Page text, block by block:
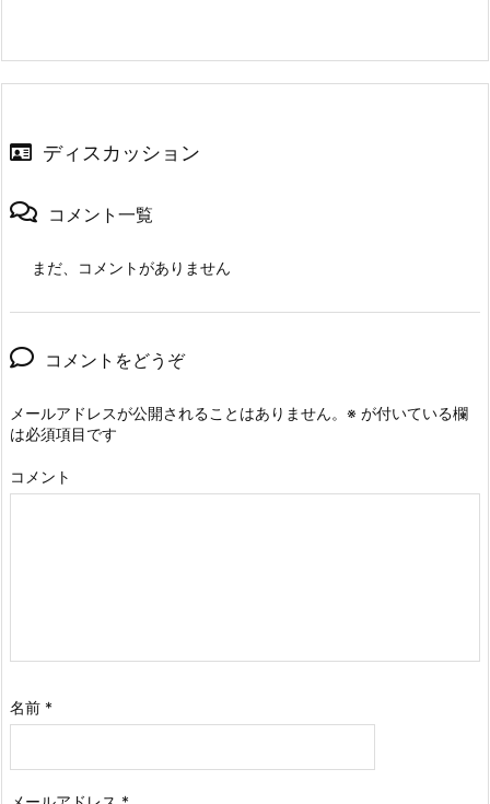
ディスカッション
コメント一覧
まだ、コメントがありません
コメントをどうぞ
メールアドレスが公開されることはありません。 ※ が付いている欄
は必須項目です
コメント
名前 *